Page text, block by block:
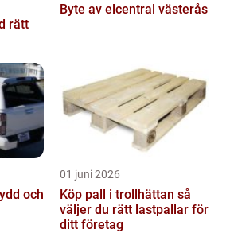
rätt
Byte av elcentral västerås
01 juni 2026
Köp pall i trollhättan så
väljer du rätt lastpallar för
ditt företag